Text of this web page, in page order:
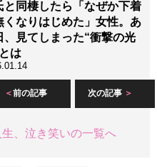
と同棲したら「なぜか下着
くなりはじめた」女性。あ
、見てしまった“衝撃の光
は
前の記事 次の記事
、泣き笑いの一覧へ